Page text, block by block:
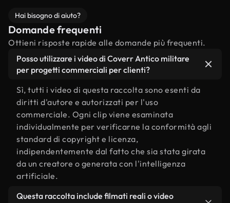
Hai bisogno di aiuto?
Domande frequenti
Ottieni risposte rapide alle domande più frequenti.
Posso utilizzare i video di Coverr Antico militare
per progetti commerciali per clienti?
Sì, tutti i video di questa raccolta sono esenti da
diritti d'autore e autorizzati per l'uso
commerciale. Ogni clip viene esaminata
individualmente per verificarne la conformità agli
standard di copyright e licenza,
indipendentemente dal fatto che sia stata girata
da un creatore o generata con l'intelligenza
artificiale.
Questa raccolta include filmati reali o video